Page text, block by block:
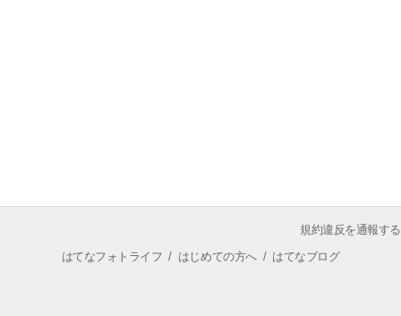
規約違反を通報する
はてなフォトライフ / はじめての方へ/ はてなブログ